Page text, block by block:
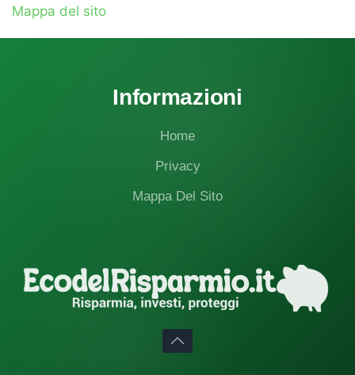
Mappa del sito
Informazioni
Home
Privacy
Mappa Del Sito